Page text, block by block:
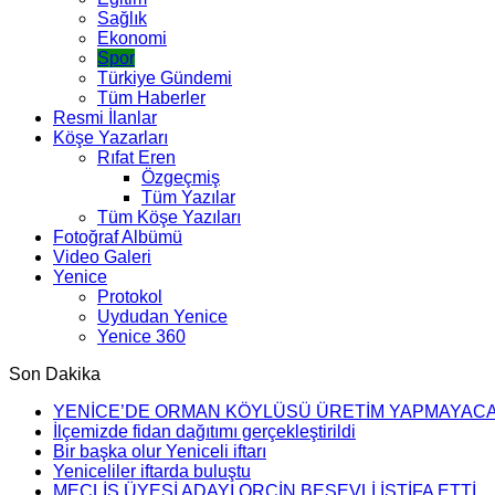
Sağlık
Ekonomi
Spor
Türkiye Gündemi
Tüm Haberler
Resmi İlanlar
Köşe Yazarları
Rıfat Eren
Özgeçmiş
Tüm Yazılar
Tüm Köşe Yazıları
Fotoğraf Albümü
Video Galeri
Yenice
Protokol
Uydudan Yenice
Yenice 360
Son Dakika
YENİCE’DE ORMAN KÖYLÜSÜ ÜRETİM
İlçemizde fidan dağıtımı gerçekleştirildi
Bir başka olur Yeniceli iftarı
Yeniceliler iftarda buluştu
MECLİS ÜYESİ ADAYI ORÇİN BEŞEVLİ İSTİFA ETTİ